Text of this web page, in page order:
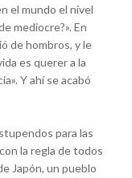
el mundo el nivel
mediocre?». En
de hombros, y le
es querer a la
Y ahí se acabó
para las
la regla de todos
Japón, un pueblo